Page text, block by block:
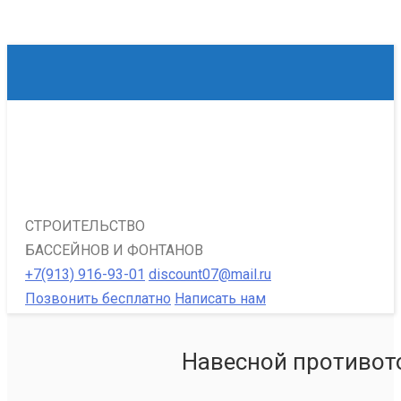
СТРОИТЕЛЬСТВО
БАССЕЙНОВ И ФОНТАНОВ
+7(913) 916-93-01 discount07@mail.ru
Позвонить бесплатно Написать нам
Навесной